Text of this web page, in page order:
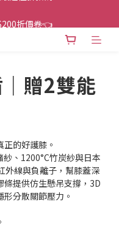
贈2雙能
的好護膝。
、1200°C竹炭紗與日本
外線與負離子，幫膝蓋深
提供仿生懸吊支撐，3D
分散關節壓力。